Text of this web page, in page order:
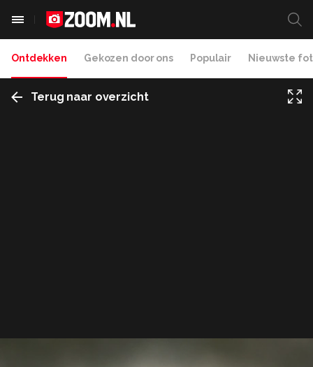
Ontdekken Gekozen door ons Populair Nieuwste
Terug naar overzicht